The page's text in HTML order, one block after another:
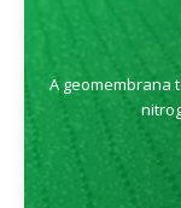
A geomembrana